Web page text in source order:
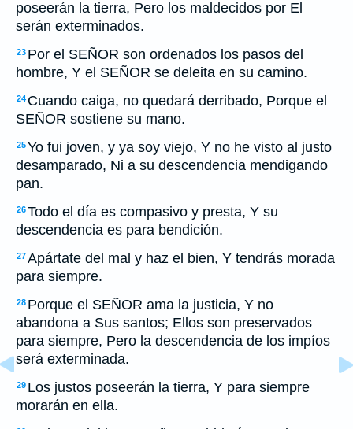
poseerán la tierra, Pero los maldecidos por El
serán exterminados.
23 Por el SEÑOR son ordenados los pasos del
hombre, Y el SEÑOR se deleita en su camino.
24 Cuando caiga, no quedará derribado, Porque el
SEÑOR sostiene su mano.
25Yo fui joven, y ya soy viejo, Y no he visto al justo
desamparado, Ni a su descendencia mendigando
pan.
26Todo el día es compasivo y presta, Y su
descendencia es para bendición.
27Apártate del mal y haz el bien, Y tendrás morada
para siempre.
28 Porque el SEÑOR ama la justicia, Y no
abandona a Sus santos; Ellos son preservados
para siempre, Pero la descendencia de los impíos
será exterminada.
29 Los justos poseerán la tierra, Y para siempre
morarán en ella.